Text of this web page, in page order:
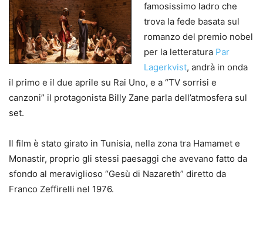
famosissimo ladro che
trova la fede basata sul
romanzo del premio nobel
per la letteratura Par
Lagerkvist, andrà in onda
il primo e il due aprile su Rai Uno, e a “TV sorrisi e
canzoni” il protagonista Billy Zane parla dell’atmosfera sul
set.
Il film è stato girato in Tunisia, nella zona tra Hamamet e
Monastir, proprio gli stessi paesaggi che avevano fatto da
sfondo al meraviglioso “Gesù di Nazareth” diretto da
Franco Zeffirelli nel 1976.